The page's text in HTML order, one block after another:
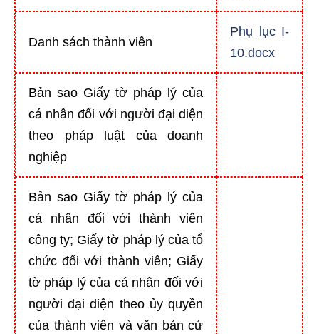
Danh sách thành viên
Phụ lục I-
10.docx
Bản sao Giấy tờ pháp lý của
cá nhân đối với người đại diện
theo pháp luật của doanh
nghiệp
Bản sao Giấy tờ pháp lý của
cá nhân đối với thành viên
công ty; Giấy tờ pháp lý của tổ
chức đối với thành viên; Giấy
tờ pháp lý của cá nhân đối với
người đại diện theo ủy quyền
của thành viên và văn bản cử